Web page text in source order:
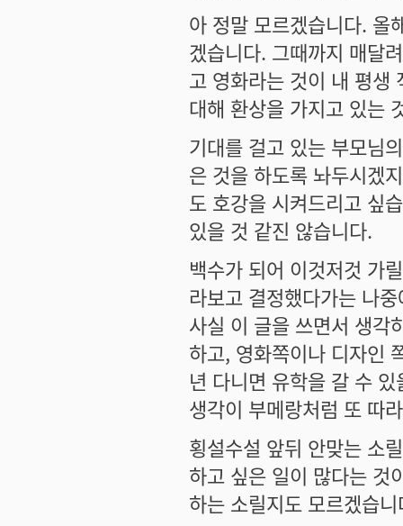
아 정말 모르겠습니다. 올
겠습니다. 그때까지 매달
고 영화라는 것이 내 평생
대해 환상을 가지고 있는
기대를 걸고 있는 부모님
은 것을 하도록 놔두시겠
도 호강을 시켜드리고 싶
있을 것 같진 않습니다.
백수가 되어 이것저것 가
라보고 결정했다가는 나
사실 이 글을 쓰면서 생각
하고, 영화쪽이나 디자인
년 다니면 유학을 갈 수
생각이 부메랑처럼 또 따
횡설수설 앞뒤 안맞는 소
하고 싶은 일이 많다는 것
하는 소릴지도 모르겠습